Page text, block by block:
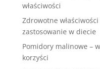
właściwości
Zdrowotne
zastosowanie w diecie
Pomidory malinowe –
korzyści